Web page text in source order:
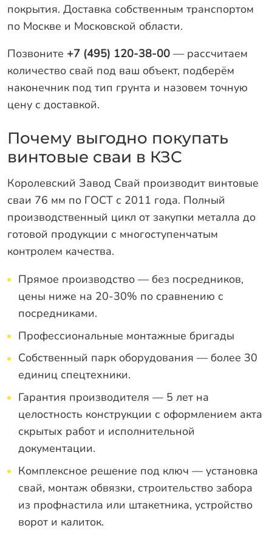
покрытия. Доставка собственным транспортом
по Москве и Московской области.
Позвоните +7 (495) 120-38-00 — рассчитаем
количество свай под ваш объект, подберём
наконечник под тип грунта и назовем точную
цену с доставкой.
Почему выгодно покупать
винтовые сваи в КЗС
Королевский Завод Свай производит винтовые
сваи 76 мм по ГОСТ с 2011 года. Полный
производственный цикл от закупки металла до
готовой продукции с многоступенчатым
контролем качества.
Прямое производство — без посредников,
цены ниже на 20-30% по сравнению с
посредниками.
Профессиональные монтажные бригады
Собственный парк оборудования — более 30
единиц спецтехники.
Гарантия производителя — 5 лет на
целостность конструкции с оформлением акта
скрытых работ и исполнительной
документации.
Комплексное решение под ключ — установка
свай, монтаж обвязки, строительство забора
из профнастила или штакетника, устройство
ворот и калиток.